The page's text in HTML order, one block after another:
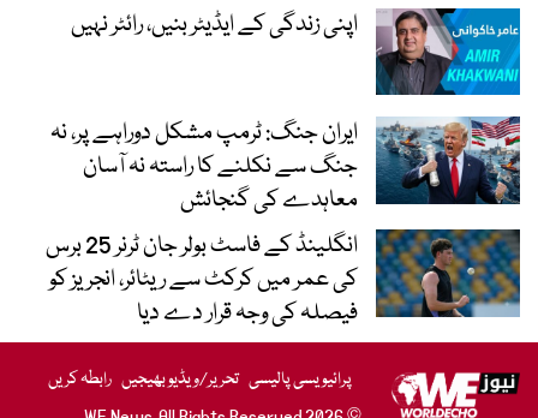
اپنی زندگی کے ایڈیٹر بنیں، رائٹر نہیں
ایران جنگ: ٹرمپ مشکل دوراہے پر، نہ
جنگ سے نکلنے کا راستہ نہ آسان
معاہدے کی گنجائش
انگلینڈ کے فاسٹ بولر جان ٹرنر 25 برس
کی عمر میں کرکٹ سے ریٹائر، انجریز کو
فیصلہ کی وجہ قرار دے دیا
پرائیویسی پالیسی تحریر/ویڈیو بھیجیں رابطہ کریں